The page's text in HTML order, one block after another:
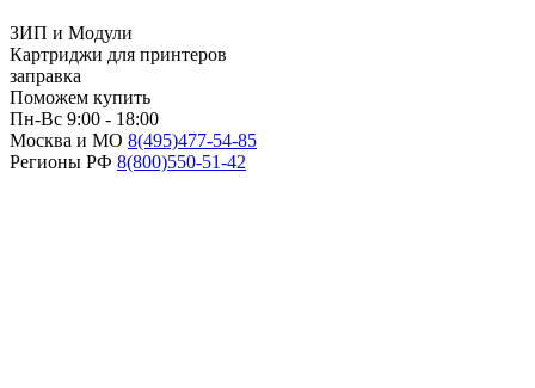
ЗИП и Модули
Картриджи для принтеров
заправка
Поможем купить
Пн-Вс 9:00 - 18:00
Москва и МО 8(495)477-54-85
Регионы РФ 8(800)550-51-42